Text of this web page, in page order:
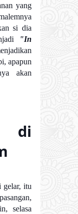
yang
si dia
"In
apapun
akan
di
gelar, itu
selasa